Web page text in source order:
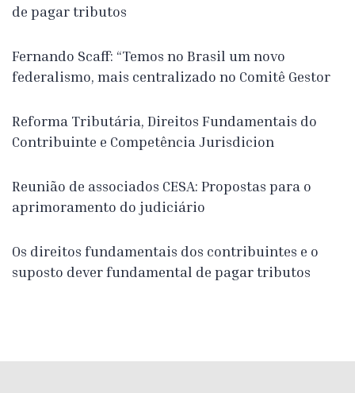
de pagar tributos
Fernando Scaff: “Temos no Brasil um novo
federalismo, mais centralizado no Comitê Gestor
Reforma Tributária, Direitos Fundamentais do
Contribuinte e Competência Jurisdicion
Reunião de associados CESA: Propostas para o
aprimoramento do judiciário
Os direitos fundamentais dos contribuintes e o
suposto dever fundamental de pagar tributos